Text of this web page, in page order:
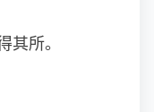
其所。